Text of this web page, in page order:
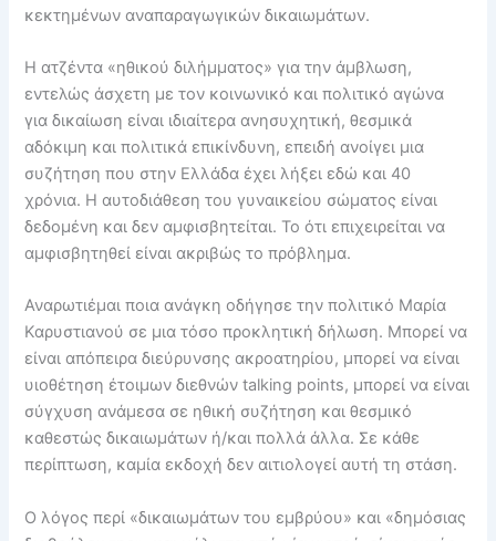
κεκτημένων αναπαραγωγικών δικαιωμάτων.
Η ατζέντα «ηθικού διλήμματος» για την άμβλωση,
εντελώς άσχετη με τον κοινωνικό και πολιτικό αγώνα
για δικαίωση είναι ιδιαίτερα ανησυχητική, θεσμικά
αδόκιμη και πολιτικά επικίνδυνη, επειδή ανοίγει μια
συζήτηση που στην Ελλάδα έχει λήξει εδώ και 40
χρόνια. Η αυτοδιάθεση του γυναικείου σώματος είναι
δεδομένη και δεν αμφισβητείται. Το ότι επιχειρείται να
αμφισβητηθεί είναι ακριβώς το πρόβλημα.
Αναρωτιέμαι ποια ανάγκη οδήγησε την πολιτικό Μαρία
Καρυστιανού σε μια τόσο προκλητική δήλωση. Μπορεί να
είναι απόπειρα διεύρυνσης ακροατηρίου, μπορεί να είναι
υιοθέτηση έτοιμων διεθνών talking points, μπορεί να είναι
σύγχυση ανάμεσα σε ηθική συζήτηση και θεσμικό
καθεστώς δικαιωμάτων ή/και πολλά άλλα. Σε κάθε
περίπτωση, καμία εκδοχή δεν αιτιολογεί αυτή τη στάση.
Ο λόγος περί «δικαιωμάτων του εμβρύου» και «δημόσιας